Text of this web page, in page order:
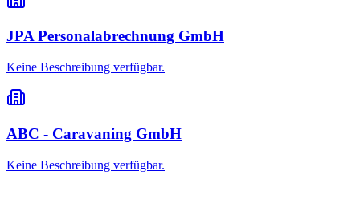
JPA Personalabrechnung GmbH
Keine Beschreibung verfügbar.
ABC - Caravaning GmbH
Keine Beschreibung verfügbar.